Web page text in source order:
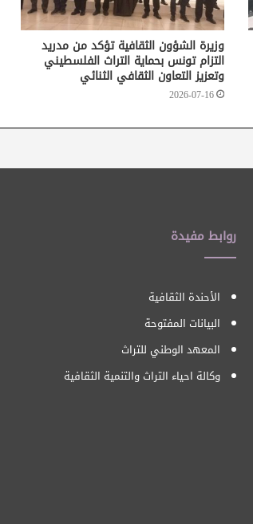
وزيرة الشؤون الثقافية تؤكد من مدريد
التزام تونس بحماية التراث الفلسطيني
وتعزيز التعاون الثقافي الثنائي
2026-07-16
روابط مفيدة
الأحندة الثقافية
البيانات المفتوحة
المعهد الوطني للتراث
وكالة احياء التراث والتنمية الثقافية